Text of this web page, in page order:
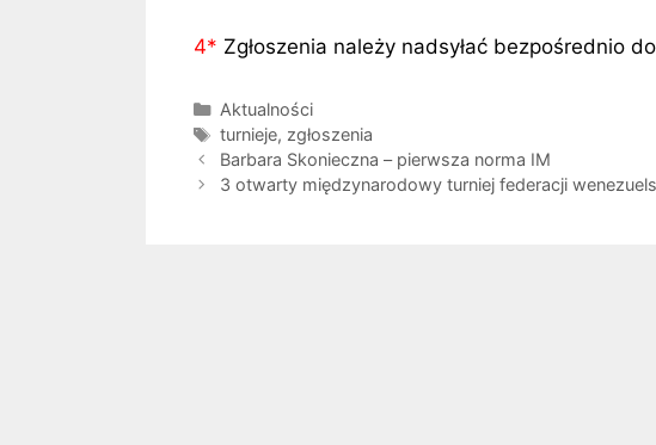
4* Zgłoszenia należy nadsyłać bezpośrednio
Kategorie
Aktualności
Tagi
turnieje, zgłoszenia
Barbara Skonieczna – pierwsza norma IM
3 otwarty międzynarodowy turniej federacji